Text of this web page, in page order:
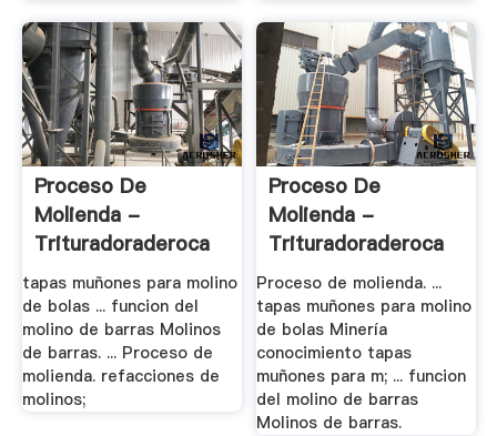
Proceso De
Molienda -
Trituradoraderoca
tapas muñones para molino
de bolas ... funcion del
molino de barras Molinos
de barras. ... Proceso de
molienda. refacciones de
molinos;
Proceso De
Molienda -
Trituradoraderoca
Proceso de molienda. ...
tapas muñones para molino
de bolas Minería
conocimiento tapas
muñones para m; ... funcion
del molino de barras
Molinos de barras.